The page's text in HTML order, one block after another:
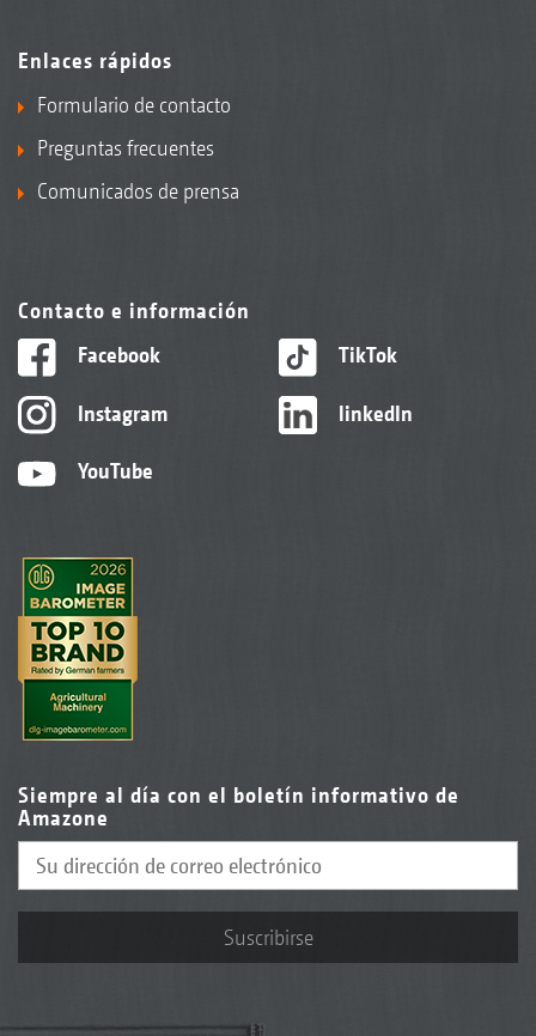
Enlaces rápidos
Formulario de contacto
Preguntas frecuentes
Comunicados de prensa
Contacto e información
Facebook
Instagram
YouTube
TikTok
linkedIn
Siempre al día con el boletín informativo de
Amazone
Suscribirse